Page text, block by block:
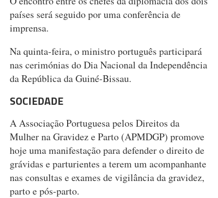
países será seguido por uma conferência de
imprensa.
Na quinta-feira, o ministro português participará
nas cerimónias do Dia Nacional da Independência
da República da Guiné-Bissau.
SOCIEDADE
A Associação Portuguesa pelos Direitos da
Mulher na Gravidez e Parto (APMDGP) promove
hoje uma manifestação para defender o direito de
grávidas e parturientes a terem um acompanhante
nas consultas e exames de vigilância da gravidez,
parto e pós-parto.